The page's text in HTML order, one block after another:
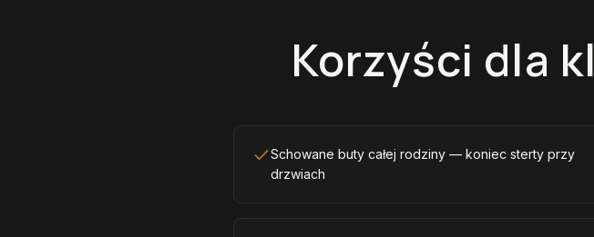
Korzyści dla
Schowane buty całej rodziny — koniec sterty przy
drzwiach